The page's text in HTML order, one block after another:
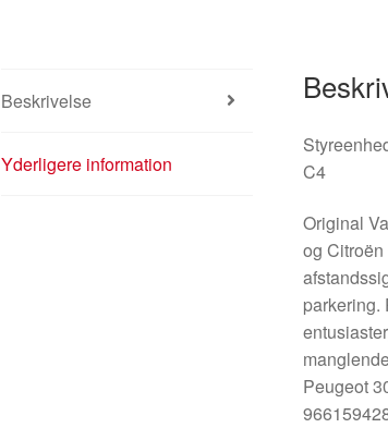
Beskrivelse
Yderligere information
C4
Original
og
parkering.
Peugeot